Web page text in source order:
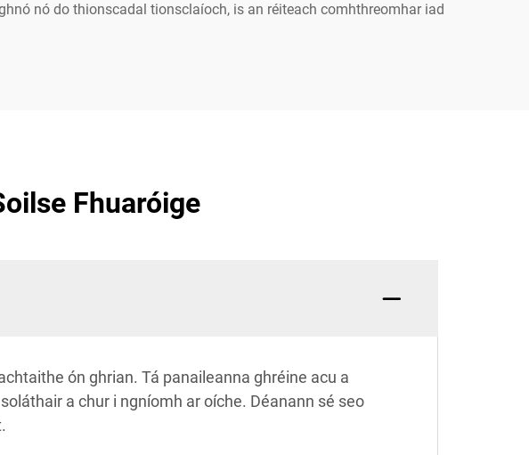
nó do thionscadal tionsclaíoch, is an réiteach comhthreomhar iad
Fhuaróige
ón ghrian. Tá panaileanna ghréine acu a
a chur i ngníomh ar oíche. Déanann sé seo